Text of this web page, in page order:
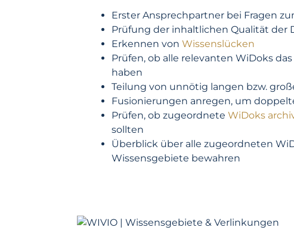
Erster Ansprechpartner bei Fragen
Prüfung der inhaltlichen Qualität der
Erkennen von Wissenslücken
Prüfen, ob alle relevanten WiDoks
haben
Teilung von unnötig langen bzw.
Fusionierungen anregen, um
Prüfen, ob zugeordnete WiDoks
sollten
Überblick über alle zugeordneten
Wissensgebiete bewahren